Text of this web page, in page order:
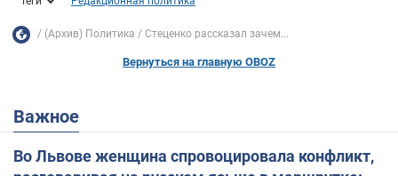
(Архив) Политика Стеценко рассказал зачем...
Вернуться на главную OBOZ
Важное
Во Львове женщина спровоцировала конфликт,